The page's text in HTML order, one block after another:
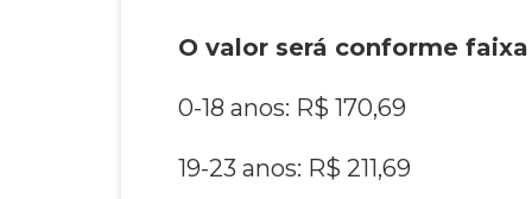
O valor será conforme
0-18 anos: R$ 170,69
19-23 anos: R$ 211,69